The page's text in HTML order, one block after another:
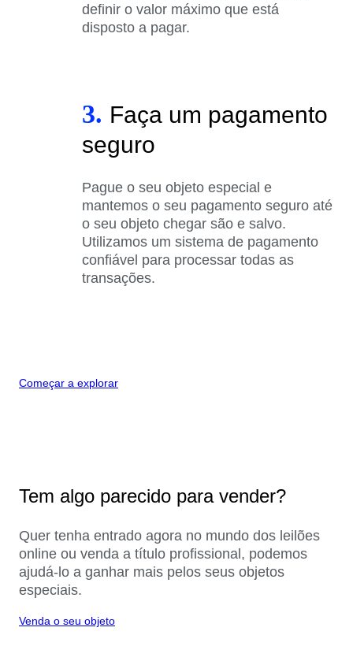
definir o valor máximo que está
disposto a pagar.
3. Faça um pagamento
seguro
Pague o seu objeto especial e
mantemos o seu pagamento seguro até
o seu objeto chegar são e salvo.
Utilizamos um sistema de pagamento
confiável para processar todas as
transações.
Começar a explorar
Tem algo parecido para vender?
Quer tenha entrado agora no mundo dos leilões
online ou venda a título profissional, podemos
ajudá-lo a ganhar mais pelos seus objetos
especiais.
Venda o seu objeto